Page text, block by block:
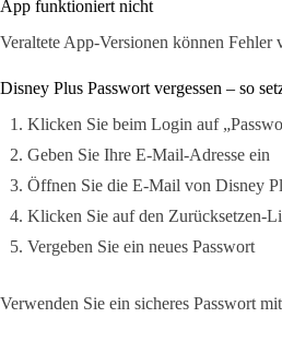
App funktioniert nicht
Veraltete App-Versionen können Fehler
Disney Plus Passwort vergessen – so
Klicken Sie beim Login auf
Geben Sie Ihre E-Mail-Adresse ein
Öffnen Sie die E-Mail von Disney
Klicken Sie auf den Zurücksetzen-
Vergeben Sie ein neues Passwort
Verwenden Sie ein sicheres Passwort